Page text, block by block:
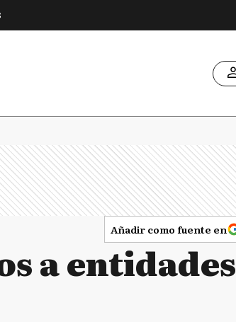
Añadir como fuente en
a entidades